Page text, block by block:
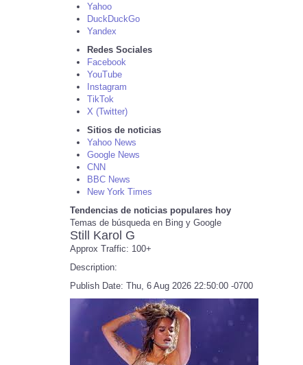
Yahoo
DuckDuckGo
Yandex
Redes Sociales
Facebook
YouTube
Instagram
TikTok
X (Twitter)
Sitios de noticias
Yahoo News
Google News
CNN
BBC News
New York Times
Tendencias de noticias populares hoy
Temas de búsqueda en Bing y Google
Still Karol G
Approx Traffic: 100+
Description:
Publish Date: Thu, 6 Aug 2026 22:50:00 -0700